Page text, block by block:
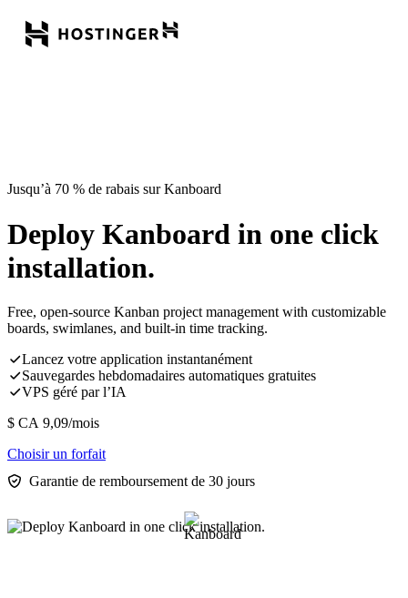
Jusqu’à 70 % de rabais sur Kanboard
Deploy Kanboard in one click
installation.
Free, open-source Kanban project management with customizable
boards, swimlanes, and built-in time tracking.
Lancez votre application instantanément
Sauvegardes hebdomadaires automatiques gratuites
VPS géré par l’IA
$ CA 9,09/mois
Choisir un forfait
Garantie de remboursement de 30 jours